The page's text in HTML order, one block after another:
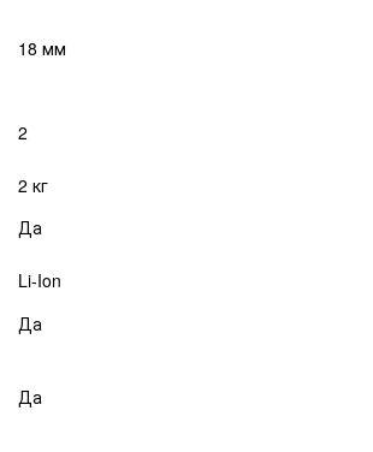
18 мм
2
2 кг
Да
Li-Ion
Да
Да